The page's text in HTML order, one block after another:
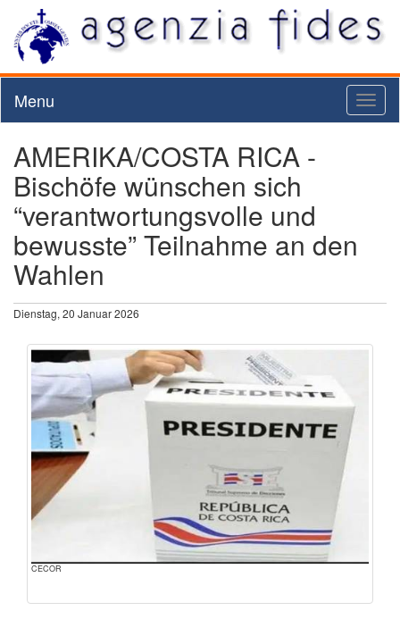
Menu
AMERIKA/COSTA RICA -
Bischöfe wünschen sich
“verantwortungsvolle und
bewusste” Teilnahme an den
Wahlen
Dienstag, 20 Januar 2026
CECOR